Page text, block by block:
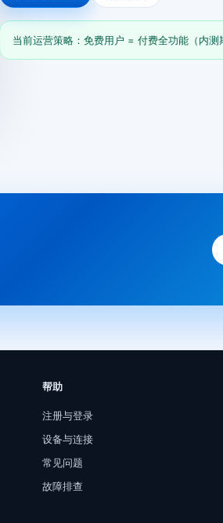
当前运营策略：免费用户 = 付费全功能（内测
帮助
注册与登录
设备与连接
常见问题
故障排查